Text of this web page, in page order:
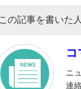
この記事を書いた人
ニ
連